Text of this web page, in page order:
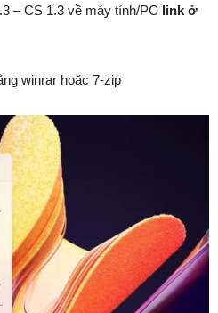
– CS 1.3 về máy tính/PC link ở
winrar hoặc 7-zip